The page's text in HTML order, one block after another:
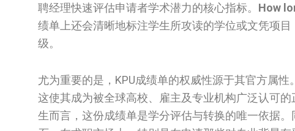
聘经理快速评估申请者学术潜力的核心指标。 How
绩单上还会清晰地标注学生所攻读的学位或文凭项
级。
尤为重要的是，KPU成绩单的权威性源于其官方属
这使其成为被全球高校、雇主及专业机构广泛认可
生而言，这份成绩单是学分评估与转换的唯一依据